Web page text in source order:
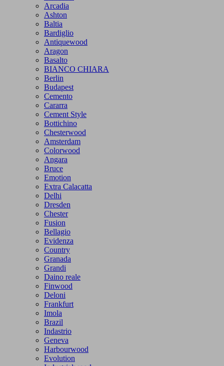
Arcadia
Ashton
Baltia
Bardiglio
Antiquewood
Aragon
Basalto
BIANCO CHIARA
Berlin
Budapest
Cemento
Cararra
Cement Style
Bottichino
Chesterwood
Amsterdam
Colorwood
Angara
Bruce
Emotion
Extra Calacatta
Delhi
Dresden
Chester
Fusion
Bellagio
Evidenza
Country
Granada
Grandi
Daino reale
Finwood
Deloni
Frankfurt
Imola
Brazil
Indastrio
Geneva
Harbourwood
Evolution